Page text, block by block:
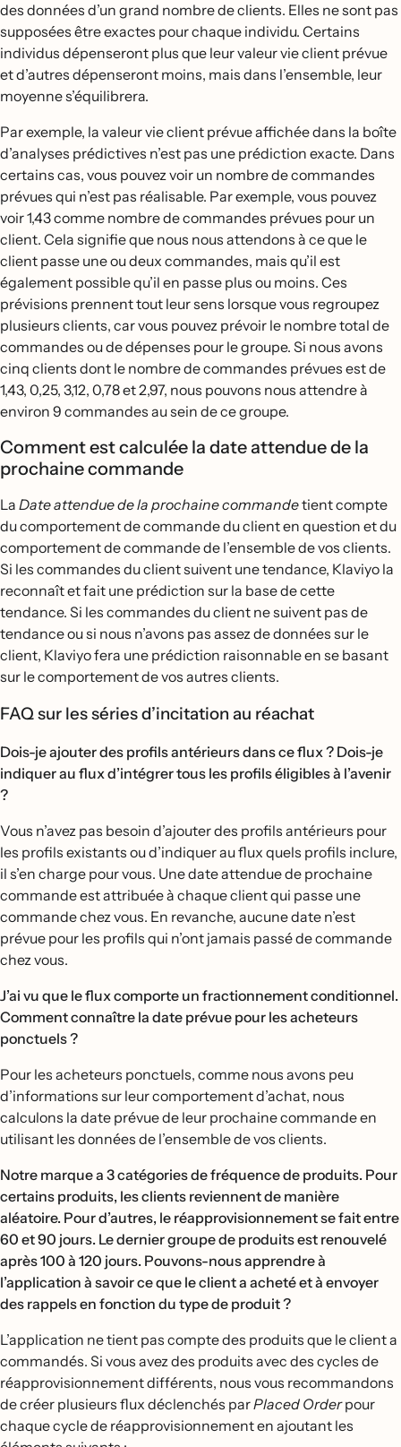
des données d’un grand nombre de clients. Elles ne sont pas
supposées être exactes pour chaque individu. Certains
individus dépenseront plus que leur valeur vie client prévue
et d’autres dépenseront moins, mais dans l’ensemble, leur
moyenne s’équilibrera.
Par exemple, la valeur vie client prévue affichée dans la boîte
d’analyses prédictives n’est pas une prédiction exacte. Dans
certains cas, vous pouvez voir un nombre de commandes
prévues qui n’est pas réalisable. Par exemple, vous pouvez
voir 1,43 comme nombre de commandes prévues pour un
client. Cela signifie que nous nous attendons à ce que le
client passe une ou deux commandes, mais qu’il est
également possible qu’il en passe plus ou moins. Ces
prévisions prennent tout leur sens lorsque vous regroupez
plusieurs clients, car vous pouvez prévoir le nombre total de
commandes ou de dépenses pour le groupe. Si nous avons
cinq clients dont le nombre de commandes prévues est de
1,43, 0,25, 3,12, 0,78 et 2,97, nous pouvons nous attendre à
environ 9 commandes au sein de ce groupe.
Comment est calculée la date attendue de la
prochaine commande
La Date attendue de la prochaine commandetient compte
du comportement de commande du client en question et du
comportement de commande de l’ensemble de vos clients.
Si les commandes du client suivent une tendance, Klaviyo la
reconnaît et fait une prédiction sur la base de cette
tendance. Si les commandes du client ne suivent pas de
tendance ou si nous n’avons pas assez de données sur le
client, Klaviyo fera une prédiction raisonnable en se basant
sur le comportement de vos autres clients.
FAQ sur les séries d’incitation au réachat
Dois-je ajouter des profils antérieurs dans ce flux ? Dois-je
indiquer au flux d’intégrer tous les profils éligibles à l’avenir
?
Vous n’avez pas besoin d’ajouter des profils antérieurs pour
les profils existants ou d’indiquer au flux quels profils inclure,
il s’en charge pour vous. Une date attendue de prochaine
commande est attribuée à chaque client qui passe une
commande chez vous. En revanche, aucune date n’est
prévue pour les profils qui n’ont jamais passé de commande
chez vous.
J’ai vu que le flux comporte un fractionnement conditionnel.
Comment connaître la date prévue pour les acheteurs
ponctuels ?
Pour les acheteurs ponctuels, comme nous avons peu
d’informations sur leur comportement d’achat, nous
calculons la date prévue de leur prochaine commande en
utilisant les données de l’ensemble de vos clients.
Notre marque a 3 catégories de fréquence de produits. Pour
certains produits, les clients reviennent de manière
aléatoire. Pour d’autres, le réapprovisionnement se fait entre
60 et 90 jours. Le dernier groupe de produits est renouvelé
après 100 à 120 jours. Pouvons-nous apprendre à
l’application à savoir ce que le client a acheté et à envoyer
des rappels en fonction du type de produit ?
L’application ne tient pas compte des produits que le client a
commandés. Si vous avez des produits avec des cycles de
réapprovisionnement différents, nous vous recommandons
de créer plusieurs flux déclenchés parPlaced Orderpour
chaque cycle de réapprovisionnement en ajoutant les